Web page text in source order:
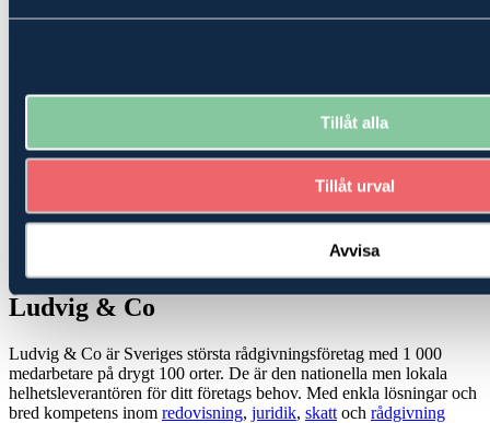
Tillåt alla
Tillåt urval
Avvisa
Utgångspunkten är att fastigheter säljes i det skick som de faktiskt
befinner sig i på köpekontraktsdagen och att du som skall köpa, bör
göra en noggrann undersökning. Undersökningsplikten är stark och
köparen om undersökningsplikten. Sådan information lämnas
skriftligen till dig som skall köpa, t.ex. via fastighetsbeskrivningen.
Det går förstås också bra att fråga handläggande fastighetsmäklare.
Sveriges närmaste rådgivningsföretag,
Ludvig & Co
Ludvig & Co är Sveriges största rådgivningsföretag med 1 000
medarbetare på drygt 100 orter. De är den nationella men lokala
helhetsleverantören för ditt företags behov. Med enkla lösningar och
bred kompetens inom redovisning, juridik, skatt och rådgivning